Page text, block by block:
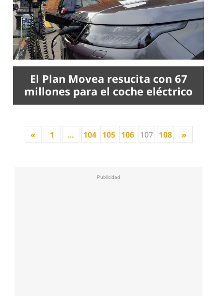
El Plan Movea resucita con 67
millones para el coche eléctrico
« 1 … 104 105 106 107 108 »